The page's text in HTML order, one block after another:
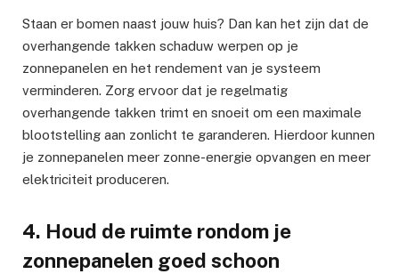
Staan er bomen naast jouw huis? Dan kan het zijn dat de
overhangende takken schaduw werpen op je
zonnepanelen en het rendement van je systeem
verminderen. Zorg ervoor dat je regelmatig
overhangende takken trimt en snoeit om een maximale
blootstelling aan zonlicht te garanderen. Hierdoor kunnen
je zonnepanelen meer zonne-energie opvangen en meer
elektriciteit produceren.
4. Houd de ruimte rondom je
zonnepanelen goed schoon